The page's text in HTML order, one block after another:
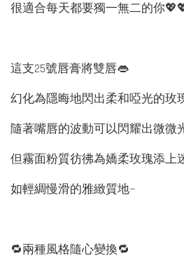
很適合每天都要獨一無二的你
這支25號唇膏將雙唇👄
幻化為隱晦地閃出柔和啞光的玫
隨著嘴唇的波動可以閃耀出微微
但霧面粉質彷彿為嬌柔玫瑰添上
如輕綢慢滑的雅緻質地~
🔁兩種風格隨心變換🔁